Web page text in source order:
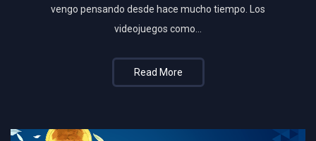
vengo pensando desde hace mucho tiempo. Los
videojuegos como…
Read More